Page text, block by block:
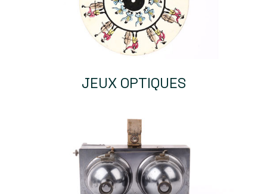
JEUX OPTIQUES